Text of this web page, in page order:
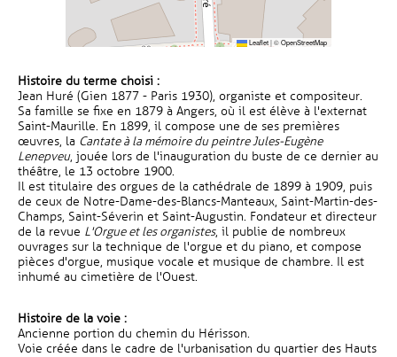
Leaflet|©OpenStreetMap
Histoire du terme choisi :
Jean Huré (Gien 1877 - Paris 1930), organiste et compositeur.
Sa famille se fixe en 1879 à Angers, où il est élève à l'externat
Saint-Maurille. En 1899, il compose une de ses premières
œuvres, la Cantate à la mémoire du peintre Jules-Eugène
Lenepveu, jouée lors de l'inauguration du buste de ce dernier au
théâtre, le 13 octobre 1900.
Il est titulaire des orgues de la cathédrale de 1899 à 1909, puis
de ceux de Notre-Dame-des-Blancs-Manteaux, Saint-Martin-des-
Champs, Saint-Séverin et Saint-Augustin. Fondateur et directeur
de la revue L'Orgue et les organistes, il publie de nombreux
ouvrages sur la technique de l'orgue et du piano, et compose
pièces d'orgue, musique vocale et musique de chambre. Il est
inhumé au cimetière de l'Ouest.
Histoire de la voie :
Ancienne portion du chemin du Hérisson.
Voie créée dans le cadre de l'urbanisation du quartier des Hauts